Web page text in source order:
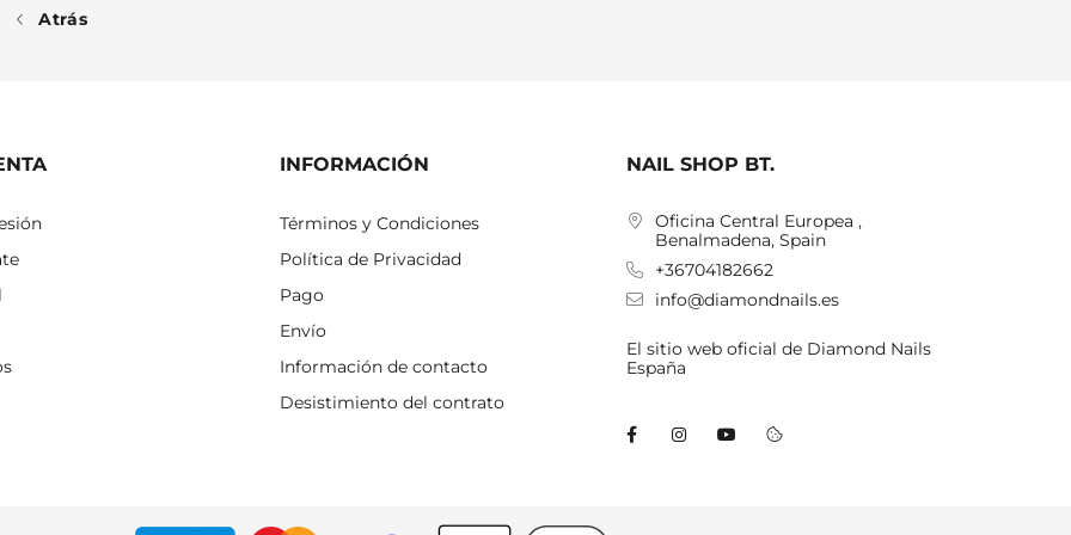
Atrás
INFORMACIÓN
Términos y Condiciones
Política de Privacidad
Pago
Envío
Información de contacto
Desistimiento del contrato
NAIL SHOP BT.
Oficina Central Europea ,
Benalmadena, Spain
+36704182662
info@diamondnails.es
El sitio web oficial de Diamond Nails
España